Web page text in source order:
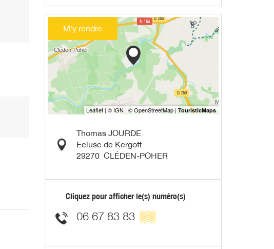
M'y rendre
Thomas JOURDE
Ecluse de Kergoff
29270 CLÉDEN-POHER
Cliquez pour afficher le(s) numéro(s)
06 67 83 83 ▒▒